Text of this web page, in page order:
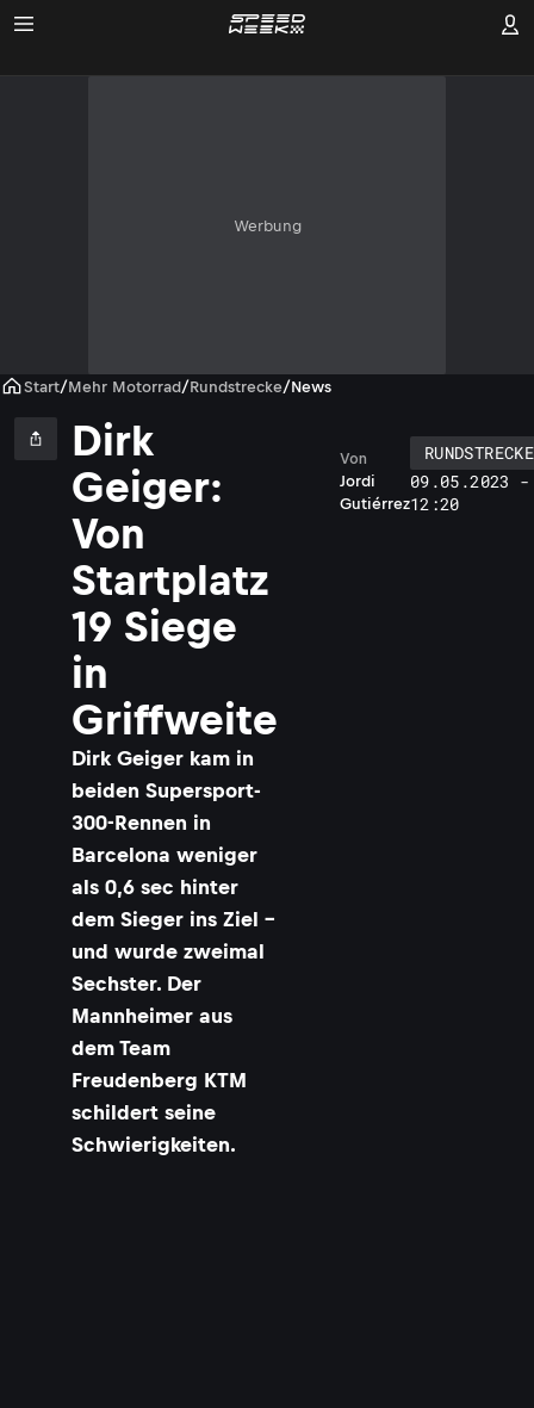
Werbung
Start/Mehr Motorrad/Rundstrecke/News
Dirk
Geiger:
Von
Startplatz
19 Siege
in
Griffweite
Dirk Geiger kam in
beiden Supersport-
300-Rennen in
Barcelona weniger
als 0,6 sec hinter
dem Sieger ins Ziel –
und wurde zweimal
Sechster. Der
Mannheimer aus
dem Team
Freudenberg KTM
schildert seine
Schwierigkeiten.
Jordi
Gutiérrez
Von
RUNDSTRECKE
09.05.2023 -
12:20